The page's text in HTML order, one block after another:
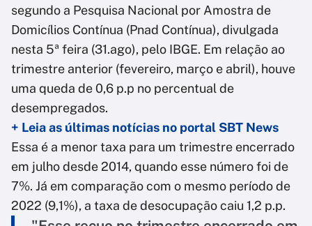
segundo a Pesquisa Nacional por Amostra de
Domicílios Contínua (Pnad Contínua), divulgada
nesta 5ª feira (31.ago), pelo IBGE. Em relação ao
trimestre anterior (fevereiro, março e abril), houve
uma queda de 0,6 p.p no percentual de
desempregados.
+ Leia as últimas notícias no portal SBT News
Essa é a menor taxa para um trimestre encerrado
em julho desde 2014, quando esse número foi de
7%. Já em comparação com o mesmo período de
2022 (9,1%), a taxa de desocupação caiu 1,2 p.p.